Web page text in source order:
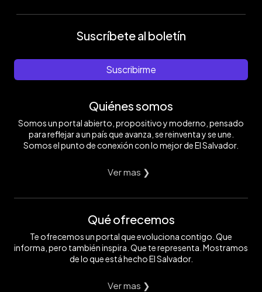
Suscríbete al boletín
Suscribirme
Quiénes somos
Somos un portal abierto, propositivo y moderno, pensado
para reflejar a un país que avanza, se reinventa y se une.
Somos el punto de conexión con lo mejor de El Salvador.
Ver mas ❯
Qué ofrecemos
Te ofrecemos un portal que evoluciona contigo. Que
informa, pero también inspira. Que te representa. Mostramos
de lo que está hecho El Salvador.
Ver mas ❯